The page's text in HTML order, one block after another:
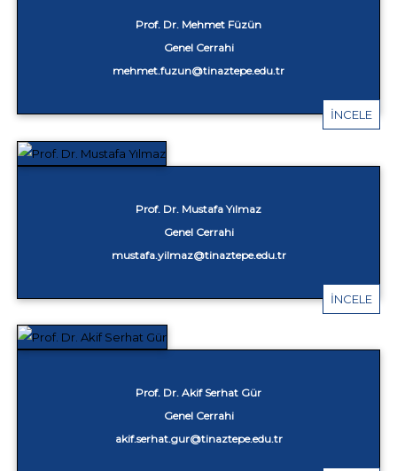
Prof. Dr. Mehmet Füzün
Genel Cerrahi
mehmet.fuzun@tinaztepe.edu.tr
İNCELE
Prof. Dr. Mustafa Yılmaz
Genel Cerrahi
mustafa.yilmaz@tinaztepe.edu.tr
İNCELE
Prof. Dr. Akif Serhat Gür
Genel Cerrahi
akif.serhat.gur@tinaztepe.edu.tr